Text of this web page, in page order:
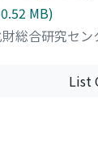
MB)
総合研究セン
List